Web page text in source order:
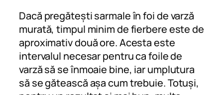
Dacă pregătești sarmale în foi de varză
murată, timpul minim de fierbere este de
aproximativ două ore. Acesta este
intervalul necesar pentru ca foile de
varză să se înmoaie bine, iar umplutura
să se gătească așa cum trebuie. Totuși,